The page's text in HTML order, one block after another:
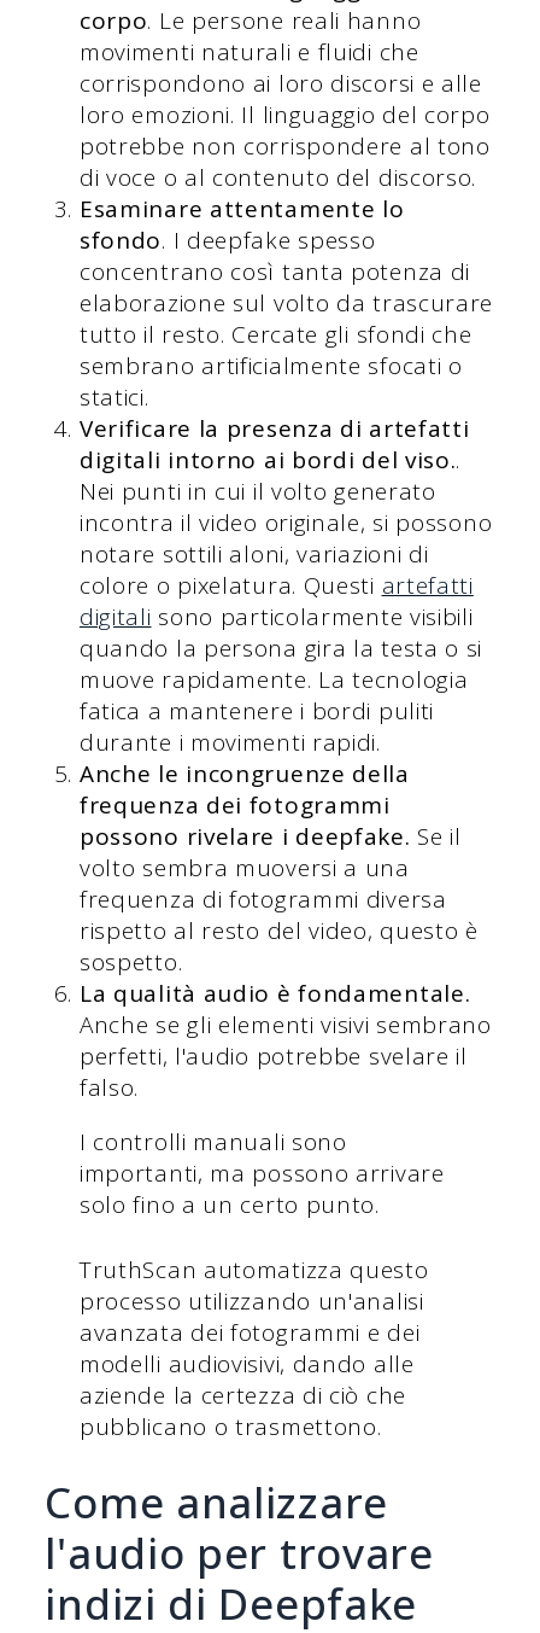
corpo. Le persone reali hanno
movimenti naturali e fluidi che
corrispondono ai loro discorsi e alle
loro emozioni. Il linguaggio del corpo
potrebbe non corrispondere al tono
di voce o al contenuto del discorso.
Esaminare attentamente lo
sfondo. I deepfake spesso
concentrano così tanta potenza di
elaborazione sul volto da trascurare
tutto il resto. Cercate gli sfondi che
sembrano artificialmente sfocati o
statici.
Verificare la presenza di artefatti
digitali intorno ai bordi del viso..
Nei punti in cui il volto generato
incontra il video originale, si possono
notare sottili aloni, variazioni di
colore o pixelatura. Questi artefatti
digitali sono particolarmente visibili
quando la persona gira la testa o si
muove rapidamente. La tecnologia
fatica a mantenere i bordi puliti
durante i movimenti rapidi.
Anche le incongruenze della
frequenza dei fotogrammi
possono rivelare i deepfake. Se il
volto sembra muoversi a una
frequenza di fotogrammi diversa
rispetto al resto del video, questo è
sospetto.
La qualità audio è fondamentale.
Anche se gli elementi visivi sembrano
perfetti, l'audio potrebbe svelare il
falso.
I controlli manuali sono
importanti, ma possono arrivare
solo fino a un certo punto.
TruthScan automatizza questo
processo utilizzando un'analisi
avanzata dei fotogrammi e dei
modelli audiovisivi, dando alle
aziende la certezza di ciò che
pubblicano o trasmettono.
Come analizzare
l'audio per trovare
indizi di Deepfake